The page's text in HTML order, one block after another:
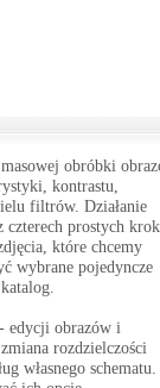
obróbki
kontrastu,
filtrów. Działanie
czterech prostych
które chcemy
wybrane pojedyncze
edycji obrazów i
rozdzielczości
własnego schematu.